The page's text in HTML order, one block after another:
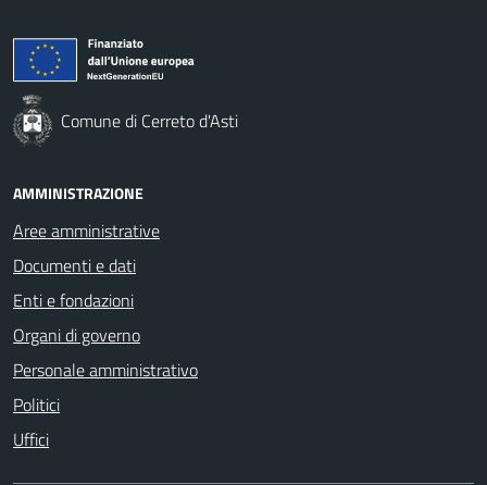
Comune di Cerreto d'Asti
AMMINISTRAZIONE
Aree amministrative
Documenti e dati
Enti e fondazioni
Organi di governo
Personale amministrativo
Politici
Uffici